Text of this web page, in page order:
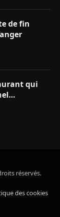
de fin
qui
réservés.
des cookies